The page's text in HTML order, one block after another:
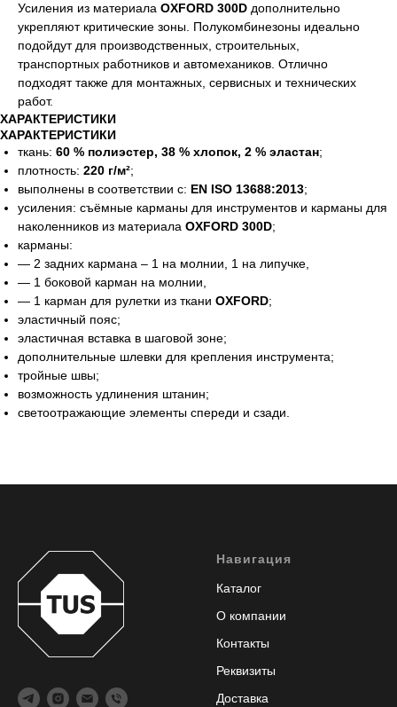
Усиления из материала OXFORD 300D дополнительно
укрепляют критические зоны. Полукомбинезоны идеально
подойдут для производственных, строительных,
транспортных работников и автомехаников. Отлично
подходят также для монтажных, сервисных и технических
работ.
ХАРАКТЕРИСТИКИ
ХАРАКТЕРИСТИКИ
ткань: 60 % полиэстер, 38 % хлопок, 2 % эластан;
плотность: 220 г/м²;
выполнены в соответствии с: EN ISO 13688:2013;
усиления: съёмные карманы для инструментов и карманы для
наколенников из материала OXFORD 300D;
карманы:
— 2 задних кармана – 1 на молнии, 1 на липучке,
— 1 боковой карман на молнии,
— 1 карман для рулетки из ткани OXFORD;
эластичный пояс;
эластичная вставка в шаговой зоне;
дополнительные шлевки для крепления инструмента;
тройные швы;
возможность удлинения штанин;
светоотражающие элементы спереди и сзади.
Навигация
Каталог
О компании
Контакты
Реквизиты
Доставка